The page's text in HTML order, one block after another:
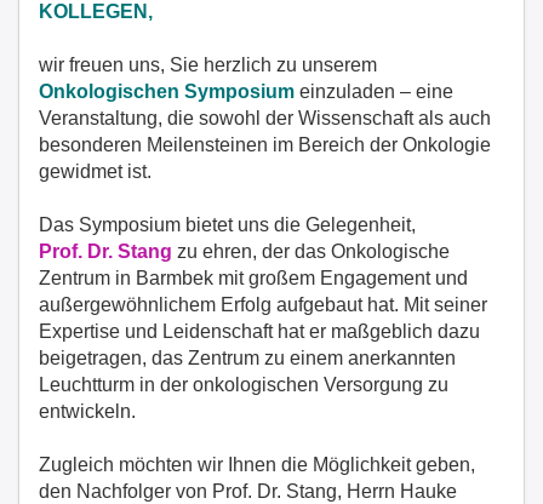
KOLLEGEN,
wir freuen uns, Sie herzlich zu unserem
Onkologischen Symposium einzuladen – eine
Veranstaltung, die sowohl der Wissenschaft als auch
besonderen Meilensteinen im Bereich der Onkologie
gewidmet ist.
Das Symposium bietet uns die Gelegenheit,
Prof. Dr. Stang zu ehren, der das Onkologische
Zentrum in Barmbek mit großem Engagement und
außergewöhnlichem Erfolg aufgebaut hat. Mit seiner
Expertise und Leidenschaft hat er maßgeblich dazu
beigetragen, das Zentrum zu einem anerkannten
Leuchtturm in der onkologischen Versorgung zu
entwickeln.
Zugleich möchten wir Ihnen die Möglichkeit geben,
den Nachfolger von Prof. Dr. Stang, Herrn Hauke